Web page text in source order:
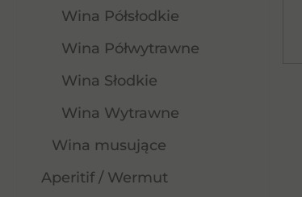
Wina Półsłodkie
Wina Półwytrawne
Wina Słodkie
Wina Wytrawne
Wina musujące
Aperitif / Wermut